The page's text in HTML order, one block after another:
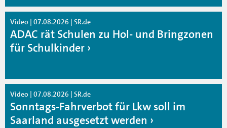
Video | 07.08.2026 | SR.de
ADAC rät Schulen zu Hol- und Bringzonen
für Schulkinder
Video | 07.08.2026 | SR.de
Sonntags-Fahrverbot für Lkw soll im
Saarland ausgesetzt werden